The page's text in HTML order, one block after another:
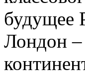
будущее
Лондон